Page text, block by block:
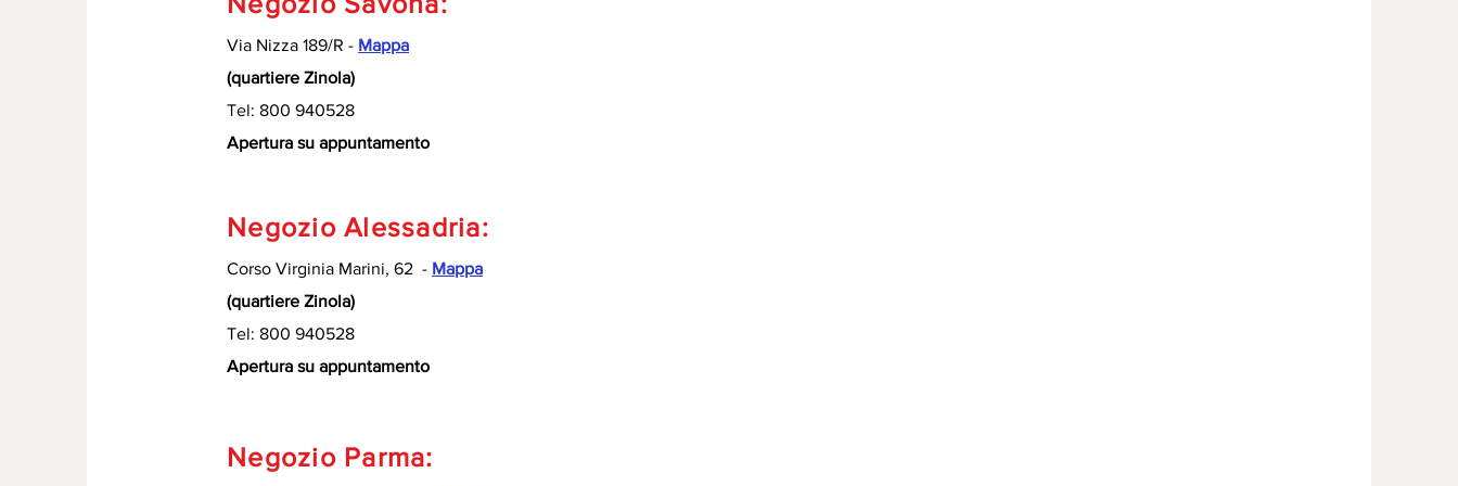
Via Nizza 189/R - Mappa
(quartiere Zinola)
Tel: 800 940528
Apertura su appuntamento
Negozio Alessadria:
Corso Virginia Marini, 62 - Mappa
(quartiere Zinola)
Tel: 800 940528
Apertura su appuntamento
Negozio Parma: